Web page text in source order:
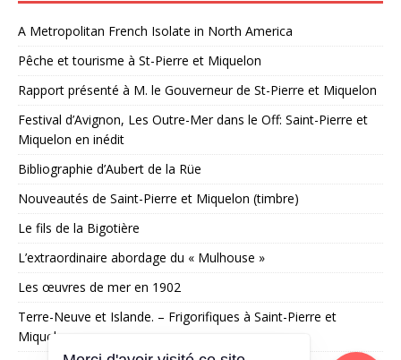
A Metropolitan French Isolate in North America
Pêche et tourisme à St-Pierre et Miquelon
Rapport présenté à M. le Gouverneur de St-Pierre et Miquelon
Festival d’Avignon, Les Outre-Mer dans le Off: Saint-Pierre et
Miquelon en inédit
Bibliographie d’Aubert de la Rüe
Nouveautés de Saint-Pierre et Miquelon (timbre)
Le fils de la Bigotière
L’extraordinaire abordage du « Mulhouse »
Les œuvres de mer en 1902
Terre-Neuve et Islande. – Frigorifiques à Saint-Pierre et
Miquelon